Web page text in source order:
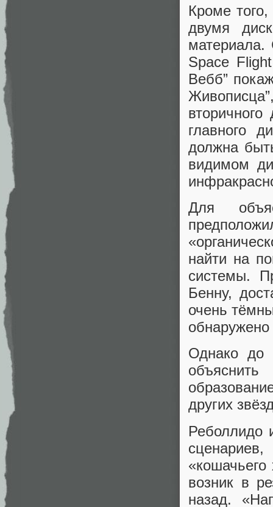
Кроме
двумя
материала.
Space
Вебб”
главного
должна
видимом
Для
найти на
системы.
Бенну,
очень
Однако до
других
Реболлидо
«кошачьего
возник в
назад.